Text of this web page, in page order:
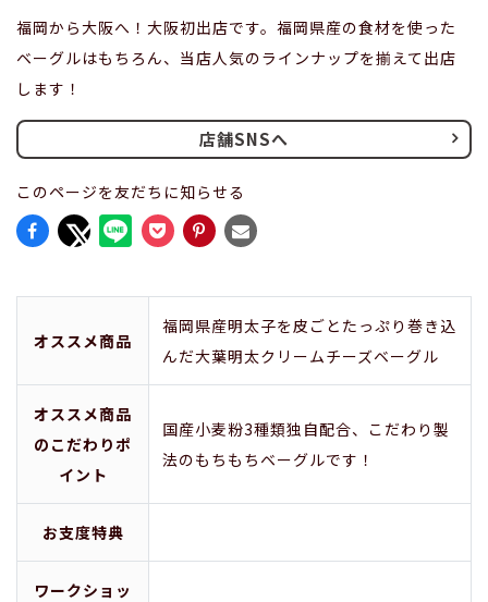
福岡から大阪へ！大阪初出店です。福岡県産の食材を使った
ベーグルはもちろん、当店人気のラインナップを揃えて出店
します！
店舗SNSへ
このページを友だちに知らせる
オススメ商品
福岡県産明太子を皮ごとたっぷり巻き込
んだ大葉明太クリームチーズベーグル
オススメ商品
のこだわりポ
イント
国産小麦粉3種類独自配合、こだわり製
法のもちもちベーグルです！
お支度特典
ワークショッ